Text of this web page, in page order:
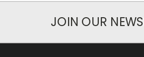
JOIN OUR